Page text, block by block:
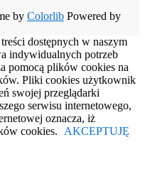
by Colorlib Powered by
dostępnych w naszym
indywidualnych potrzeb
pomocą plików cookies na
Pliki cookies użytkownik
swojej przeglądarki
serwisu internetowego,
oznacza, iż
cookies.
AKCEPTUJĘ